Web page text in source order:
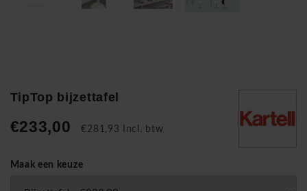
TipTop bijzettafel
€233,00 €281,93 Incl. btw
Maak een keuze